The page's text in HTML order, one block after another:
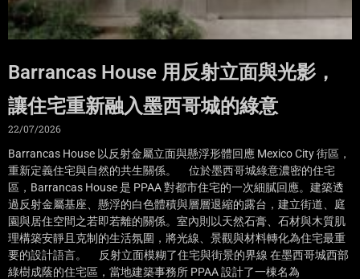
Barrancas House 用反射立面與光影，
讓住宅重新融入墨西哥城的綠意
22/07/2026
Barrancas House 以反射金屬立面與懸浮形體回應 Mexico City 街區，
重新定義住宅與自然的共生關係。 位於墨西哥城綠意濃密的住宅
區，Barrancas House 是 PPAA 對都市住宅的一次細膩回應。建築透
過反射金屬基座、懸浮的白色體積與層層退縮的露台，建立街道、庭
園與居住空間之若即若離的關係。室內則以天然石膏、石材與木質肌
理構築安靜且克制的生活氛圍，將光線、景觀與材料轉化為住宅最重
要的設計語言。 反射立面模糊了住宅與街景的界線 在墨西哥城西部
綠樹成蔭的住宅區，當地建築事務所 PPAA 設計了一棟名為